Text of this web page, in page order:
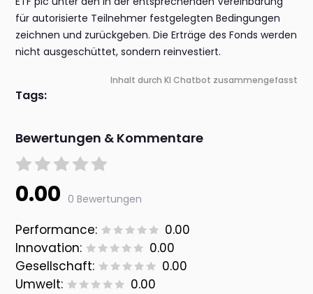
für autorisierte Teilnehmer festgelegten Bedingungen
zeichnen und zurückgeben. Die Erträge des Fonds werden
nicht ausgeschüttet, sondern reinvestiert.
Inhalt durch KI Chatbot zusammengefasst
Tags:
Bewertungen & Kommentare
0.00 0 Bewertungen
Performance:
0.00
Innovation:
0.00
Gesellschaft:
0.00
Umwelt:
0.00